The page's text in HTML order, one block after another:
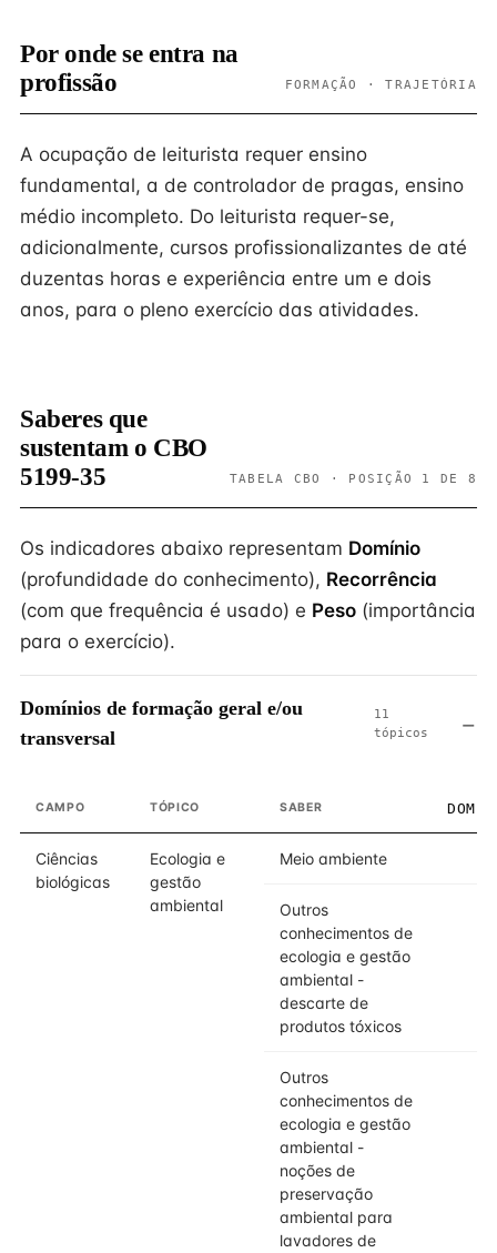
Por onde se entra na
profissão
FORMAÇÃO · TRAJETÓRIA
A ocupação de leiturista requer ensino
fundamental, a de controlador de pragas, ensino
médio incompleto. Do leiturista requer-se,
adicionalmente, cursos profissionalizantes de até
duzentas horas e experiência entre um e dois
anos, para o pleno exercício das atividades.
Saberes que
sustentam o CBO
5199-35
TABELA CBO · POSIÇÃO 1 DE 8
Os indicadores abaixo representam Domínio
(profundidade do conhecimento), Recorrência
(com que frequência é usado) e Peso (importância
para o exercício).
Domínios de formação geral e/ou
transversal
11
tópicos
CAMPO TÓPICO SABER
Ciências
biológicas
Ecologia e
gestão
ambiental
Meio ambiente
Outros
conhecimentos de
ecologia e gestão
ambiental -
descarte de
produtos tóxicos
Outros
conhecimentos de
ecologia e gestão
ambiental -
noções de
preservação
ambiental para
lavadores de